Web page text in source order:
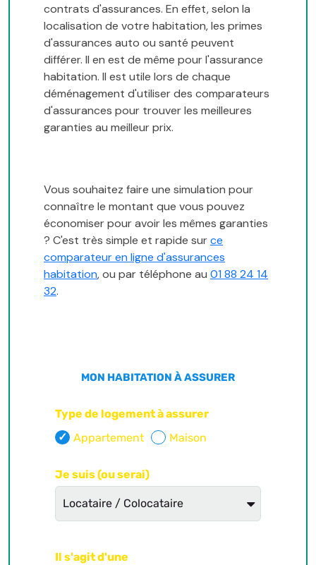
contrats d'assurances. En effet, selon la
localisation de votre habitation, les primes
d'assurances auto ou santé peuvent
différer. Il en est de même pour l'assurance
habitation. Il est utile lors de chaque
déménagement d'utiliser des comparateurs
d'assurances pour trouver les meilleures
garanties au meilleur prix.
Vous souhaitez faire une simulation pour
connaître le montant que vous pouvez
économiser pour avoir les mêmes garanties
? C'est très simple et rapide surce
comparateur en ligne d'assurances
habitation, ou par téléphone au 01 88 24 14
32.